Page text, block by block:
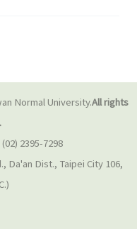
Normal University.All rights
2395-7298
Da'an Dist., Taipei City 106,